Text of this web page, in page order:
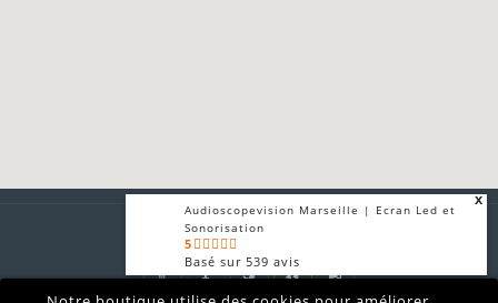
Audioscopevision | Sonorisation et
Audioscopevision Marseille | Ecran Led et
Sonorisation
5
Basé sur539 avis
x